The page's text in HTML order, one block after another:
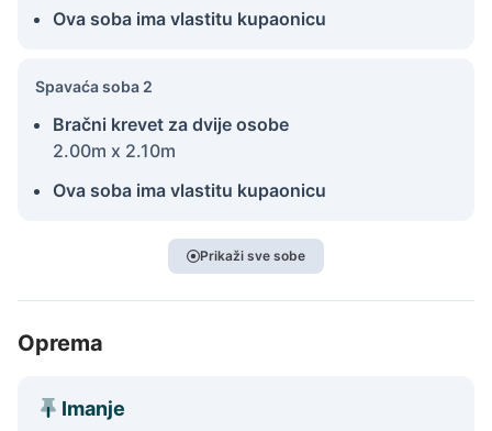
Ova soba ima vlastitu kupaonicu
Spavaća soba 2
Bračni krevet za dvije osobe
2.00m x 2.10m
Ova soba ima vlastitu kupaonicu
Prikaži sve sobe
Oprema
Imanje